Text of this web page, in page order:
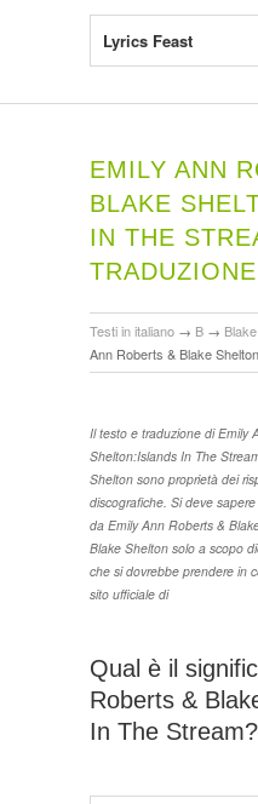
Lyrics Feast
EMILY ANN
BLAKE
IN THE
Testi in italiano → B →
Ann Roberts & Blake
Il testo e traduzione di Emily
Shelton:Islands In The
Shelton sono proprietà dei
discografiche. Si deve
da Emily Ann Roberts &
Blake Shelton solo a scopo
che si dovrebbe prendere in
sito ufficiale di
Qual è il
Roberts &
In The Stream?